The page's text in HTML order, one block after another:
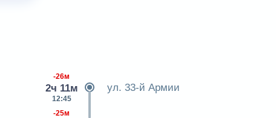
-26м
2ч 11м
12:45
ул. 33-й Армии
-25м